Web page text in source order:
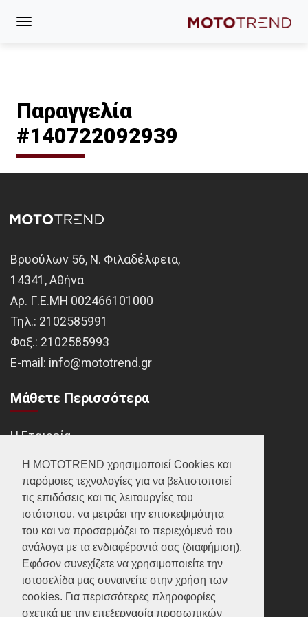
Η MOTOTREND χρησιμοποιεί Cookies και
παρόμοιες τεχνολογίες για να βελτιστοποιεί
τις επιδόσεις και τις λειτουργίες του
ιστότοπου, να μετράει την επισκεψιμότητα
του και να προσαρμόζει το περιεχόμενό του
ανάλογα με τα ενδιαφέροντά σας (διαφήμιση).
Εφόσον συνεχίζετε να χρησιμοποιείτε την
ιστοσελίδα μας συναινείτε στην χρήση των
cookies. Για περισσότερες πληροφορίες
σχετικά με την επεξεργασία προσωπικών
Παραγγελία
#140722092939
Βρυούλων 56, Ν. Φιλαδέλφεια,
14341, Αθήνα
Αρ. Γ.Ε.ΜΗ 002466101000
Τηλ.: 2102585991
Φαξ.: 2102585993
Ε-mail: info@mototrend.gr
Μάθετε Περισσότερα
Η Εταιρεία
Brands
Νέα
Οικονομικά στοιχεία
Υποστήριξη
Επικοινωνία